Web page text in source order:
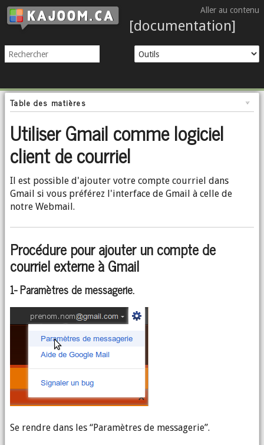
Aller au contenu
[documentation]
Table des matières
Utiliser Gmail comme logiciel
client de courriel
Il est possible d'ajouter votre compte courriel dans
Gmail si vous préférez l'interface de Gmail à celle de
notre Webmail.
Procédure pour ajouter un compte de
courriel externe à Gmail
1- Paramètres de messagerie.
Se rendre dans les “Paramètres de messagerie”.